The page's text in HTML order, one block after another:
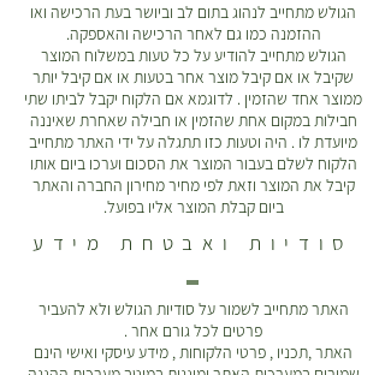
הגולש מתחייב לנהוג בתום לב וביושר בעת הרכישה ואו
ההזמנה כמו גם לאחר הרכישה והאספקה.
הגולש מתחייב להודיע על כל טעות במשלוח המוצר
שקיבל או אם קיבל מוצר אחר בטעות או אם קיבל יותר
ממוצר אחד שהזמין . לדוגמא אם הלקוח יקבל לביתו שתי
חבילות במקום אחת שהזמין או חבילה שאחרת שאיננה
מיועדת לו . היה וטעות כזו תתגלה על ידי האתר מתחייב
הלקוח לשלם בעבור המוצר את הסכום וערכו ביום אותו
קיבל את המוצר וזאת לפי מחיר מחירון החברה והאתר
ביום קבלת המוצר אליו בפועל.
סודיות ואבטחת מידע
האתר מתחייב לשמור על סודיות הגולש ולא להעביר
פרטים לכל גורם אחר .
האתר ,תכניו , פרטי הלקוחות , מידע עיסקי ואישי הינם